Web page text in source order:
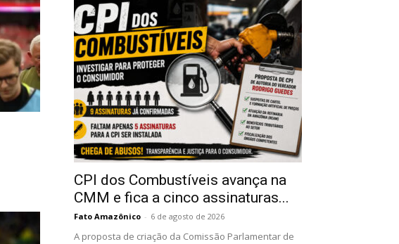
CPI dos Combustíveis avança na
CMM e fica a cinco assinaturas...
Fato Amazônico - 6 de agosto de 2026
A proposta de criação da Comissão Parlamentar de